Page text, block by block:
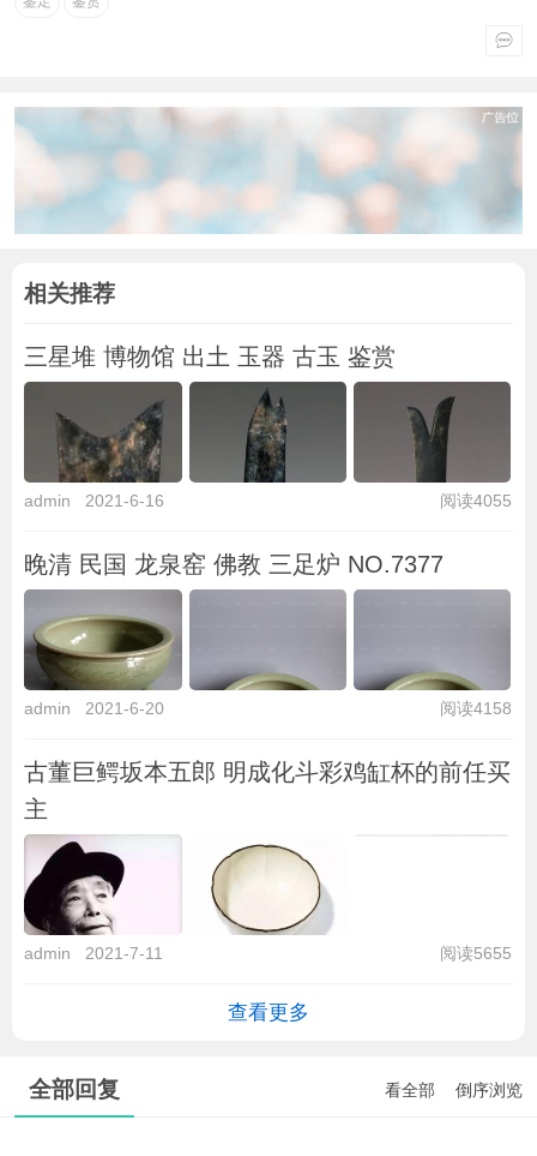
相关推荐
三星堆 博物馆 出土 玉器 古玉 鉴赏
admin 2021-6-16 阅读4055
晚清 民国 龙泉窑 佛教 三足炉 NO.7377
admin 2021-6-20 阅读4158
古董巨鳄坂本五郎 明成化斗彩鸡缸杯的前任买
主
admin 2021-7-11 阅读5655
查看更多
全部回复 看全部 倒序浏览